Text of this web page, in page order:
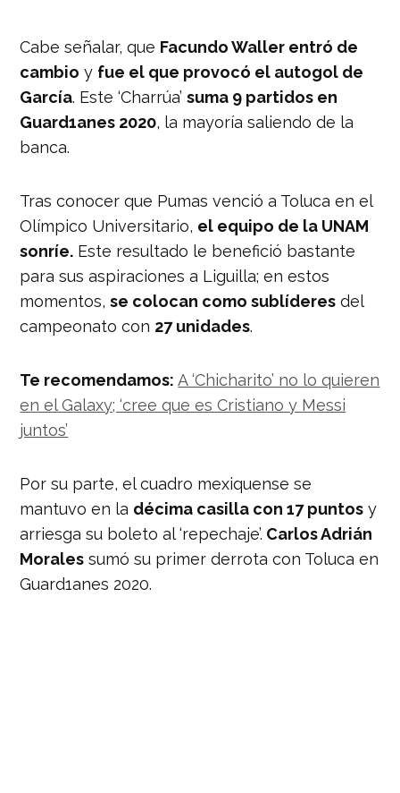
Cabe señalar, que Facundo Waller entró de
cambio y fue el que provocó el autogol de
García. Este ‘Charrúa’suma 9 partidos en
Guard1anes 2020, la mayoría saliendo de la
banca.
Tras conocer que Pumas venció a Toluca en el
Olímpico Universitario, el equipo de la UNAM
sonríe. Este resultado le benefició bastante
para sus aspiraciones a Liguilla; en estos
momentos,se colocan como sublíderes del
campeonato con 27 unidades.
Te recomendamos: A ‘Chicharito’ no lo quieren
en el Galaxy; ‘cree que es Cristiano y Messi
juntos’
Por su parte, el cuadro mexiquense se
mantuvo en la décima casilla con 17 puntos y
arriesga su boleto al ‘repechaje’. Carlos Adrián
Morales sumó su primer derrota con Toluca en
Guard1anes 2020.